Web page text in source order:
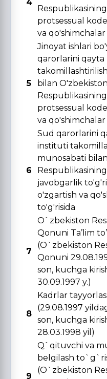
4
protsessual
va
5
Jinoyat ishlari
qarorlarini
bilan O'zbekiston
protsessual
va
6
Sud qarorlarini
instituti
munosabati
javobgarlik
o'zgartish va
to'g'risida
7
O`zbekiston
Qonuni Ta’lim
(O`zbekiston
Qonuni
son, kuchga
30.09.1997 y.)
8
Kadrlar
(29.08.1997
son, kuchga
28.03.1998 yil)
9
Q`qituvchi va
belgilash
(O`zbekiston